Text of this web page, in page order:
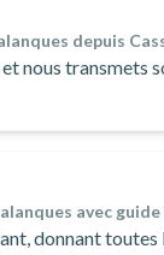
depuis
nous transmets
avec
donnant toutes